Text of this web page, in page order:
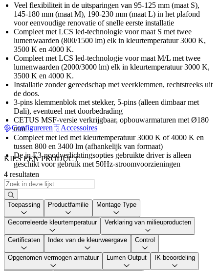
Veel flexibiliteit in de uitsparingen van 95-125 mm (maat S),
145-180 mm (maat M), 190-230 mm (maat L) in het plafond
voor eenvoudige renovatie of snelle eerste installatie
Compleet met LCS led-technologie voor maat S met twee
lumenwaarden (800/1500 lm) elk in kleurtemperatuur 3000 K,
3500 K en 4000 K.
Compleet met LCS led-technologie voor maat M/L met twee
lumenwaarden (2000/3000 lm) elk in kleurtemperatuur 3000 K,
3500 K en 4000 K.
Installatie zonder gereedschap met veerklemmen, rechtstreeks uit
de doos.
3-pins klemmenblok met stekker, 5-pins (alleen dimbaar met
Dali), eventueel met doorbedrading
CETUS MSF-versie verkrijgbaar, opbouwarmaturen met Ø180
mm
Compleet met led met kleurtemperatuur 3000 K of 4000 K en
tussen 800 en 3400 lm (afhankelijk van formaat)
De in E3-noodverlichtingsopties gebruikte driver is alleen
geschikt voor gebruik met 50Hz-stroomvoorzieningen
Configureren Accessoires
KIES EEN PRODUCT
4 resultaten
Toepassing Productfamilie Montage Type
Gecorreleerde kleurtemperatuur Verklaring van milieuproducten
Certificaten Index van de kleurweergave Control
Opgenomen vermogen armatuur Lumen Output IK-beoordeling